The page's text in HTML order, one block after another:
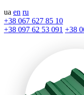
ua en ru
+38 067 627 85 10
+38 097 62 53 091 +38